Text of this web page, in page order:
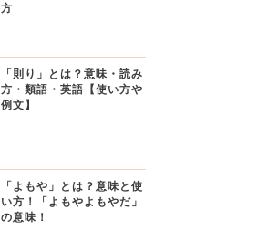
方
「則り」とは？意味・読み
方・類語・英語【使い方や
例文】
「よもや」とは？意味と使
い方！「よもやよもやだ」
の意味！